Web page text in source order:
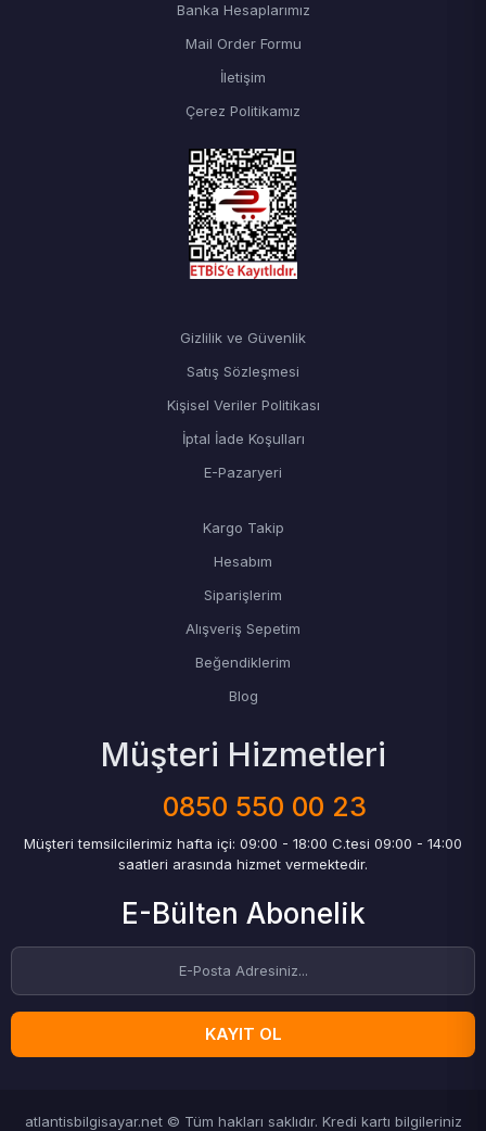
Banka Hesaplarımız
Mail Order Formu
İletişim
Çerez Politikamız
Gizlilik ve Güvenlik
Satış Sözleşmesi
Kişisel Veriler Politikası
İptal İade Koşulları
E-Pazaryeri
Kargo Takip
Hesabım
Siparişlerim
Alışveriş Sepetim
Beğendiklerim
Blog
Müşteri Hizmetleri
0850 550 00 23
Müşteri temsilcilerimiz hafta içi: 09:00 - 18:00 C.tesi 09:00 - 14:00
saatleri arasında hizmet vermektedir.
E-Bülten Abonelik
KAYIT OL
atlantisbilgisayar.net © Tüm hakları saklıdır. Kredi kartı bilgileriniz